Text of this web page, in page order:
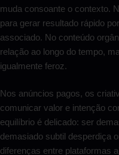
muda consoante o contexto.
para gerar resultado rápido
associado. No conteúdo
relação ao longo do tempo,
igualmente feroz.
Nos anúncios pagos, os
comunicar valor e intenção
equilíbrio é delicado: ser
demasiado subtil desperdiça
diferenças entre plataformas